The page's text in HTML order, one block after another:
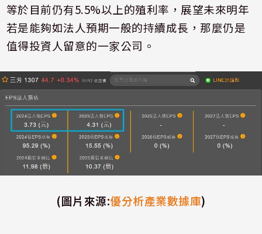
等於目前仍有5.5%以上的殖利率，展望未來明年
若是能夠如法人預期一般的持續成長，那麼仍是
值得投資人留意的一家公司。
(圖片來源:優分析產業數據庫)